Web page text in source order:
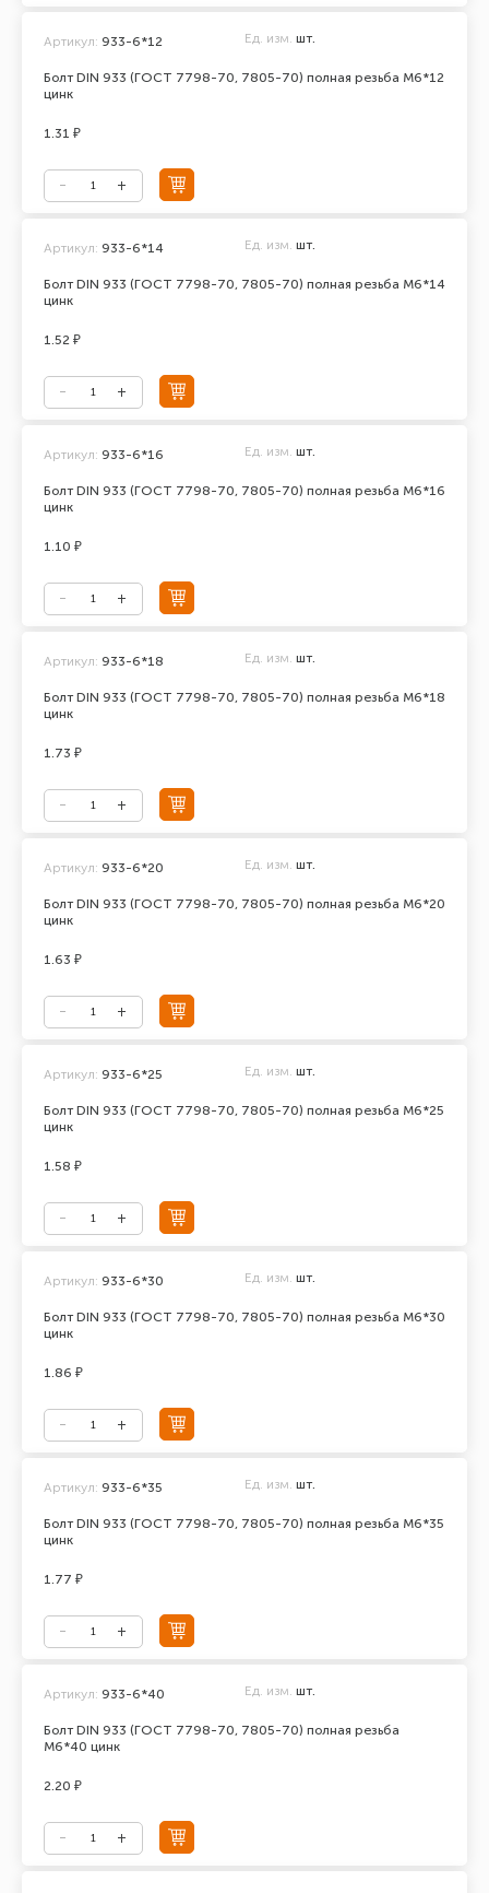
Болт DIN 933 (ГОСТ 7798-70, 7805-70) полная резьба М6*12
цинк
Артикул: 933-6*12 Ед. изм. шт.
1.31 ₽
Болт DIN 933 (ГОСТ 7798-70, 7805-70) полная резьба М6*14
цинк
Артикул: 933-6*14 Ед. изм. шт.
1.52 ₽
Болт DIN 933 (ГОСТ 7798-70, 7805-70) полная резьба М6*16
цинк
Артикул: 933-6*16 Ед. изм. шт.
1.10 ₽
Болт DIN 933 (ГОСТ 7798-70, 7805-70) полная резьба М6*18
цинк
Артикул: 933-6*18 Ед. изм. шт.
1.73 ₽
Болт DIN 933 (ГОСТ 7798-70, 7805-70) полная резьба М6*20
цинк
Артикул: 933-6*20 Ед. изм. шт.
1.63 ₽
Болт DIN 933 (ГОСТ 7798-70, 7805-70) полная резьба М6*25
цинк
Артикул: 933-6*25 Ед. изм. шт.
1.58 ₽
Болт DIN 933 (ГОСТ 7798-70, 7805-70) полная резьба М6*30
цинк
Артикул: 933-6*30 Ед. изм. шт.
1.86 ₽
Болт DIN 933 (ГОСТ 7798-70, 7805-70) полная резьба М6*35
цинк
Артикул: 933-6*35 Ед. изм. шт.
1.77 ₽
Болт DIN 933 (ГОСТ 7798-70, 7805-70) полная резьба
М6*40 цинк
Артикул: 933-6*40 Ед. изм. шт.
2.20 ₽